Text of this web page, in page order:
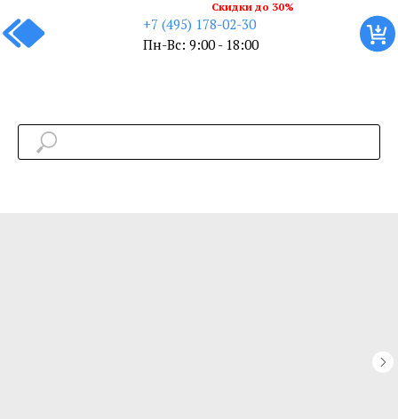
+7 (495) 178-02-30
Пн-Вс: 9:00 - 18:00
Скидки до 30%